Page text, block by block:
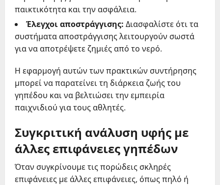
παικτικότητα και την ασφάλεια.
Έλεγχοι αποστράγγισης: Διασφαλίστε ότι τα
συστήματα αποστράγγισης λειτουργούν σωστά
για να αποτρέψετε ζημιές από το νερό.
Η εφαρμογή αυτών των πρακτικών συντήρησης
μπορεί να παρατείνει τη διάρκεια ζωής του
γηπέδου και να βελτιώσει την εμπειρία
παιχνιδιού για τους αθλητές.
Συγκριτική ανάλυση υφής με
άλλες επιφάνειες γηπέδων
Όταν συγκρίνουμε τις πορώδεις σκληρές
επιφάνειες με άλλες επιφάνειες, όπως πηλό ή